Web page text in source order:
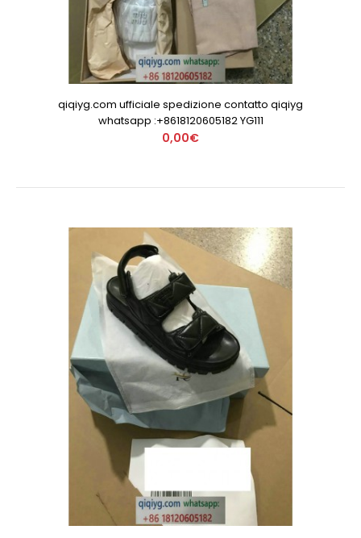
qiqiyg.com ufficiale spedizione contatto qiqiyg
whatsapp :+8618120605182 YG111
0,00€